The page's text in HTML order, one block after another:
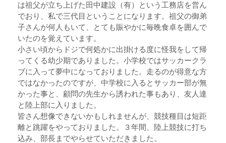
は祖父が立ち上げた田中建設（有）という工務店を営ん
でおり、私で三代目ということになります。祖父の御弟
子さんが何人もいて、とても賑やかに毎晩食卓を囲んで
いたのを覚えています。
小さい頃からドジで何処かに出掛ける度に怪我をして帰
ってくる幼少期でありました。小学校ではサッカークラ
ブに入って夢中になっておりました。走るのが得意な方
ではなかったのですが、中学校に入るとサッカー部が無
かった事と、顧問の先生から誘われた事もあり、友人達
と陸上部に入りました。
皆さん想像できないかもしれませんが、競技種目は短距
離と跳躍をやっておりました。３年間、陸上競技に打ち
込み、部長までやらせていただきました。